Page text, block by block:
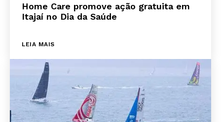
Home Care promove ação gratuita em
Itajaí no Dia da Saúde
LEIA MAIS